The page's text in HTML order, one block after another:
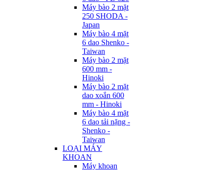
Máy bào 2 mặt
250 SHODA -
Japan
Máy bào 4 mặt
6 dao Shenko -
Taiwan
Máy bào 2 mặt
600 mm -
Hinoki
Máy bào 2 mặt
dao xoắn 600
mm - Hinoki
Máy bào 4 mặt
6 dao tải nặng -
Shenko -
Taiwan
LOẠI MÁY
KHOAN
Máy khoan